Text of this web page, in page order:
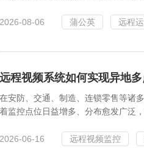
2026-08-06 蒲公英 远程
远程视频系统如何实现异地
在安防、交通、制造、连锁零售等诸
着监控点位日益增多、分布愈发广泛
2026-06-16 远程视频监控